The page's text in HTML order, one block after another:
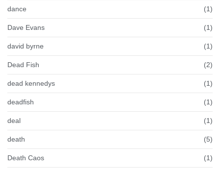
dance (1)
Dave Evans (1)
david byrne (1)
Dead Fish (2)
dead kennedys (1)
deadfish (1)
deal (1)
death (5)
Death Caos (1)